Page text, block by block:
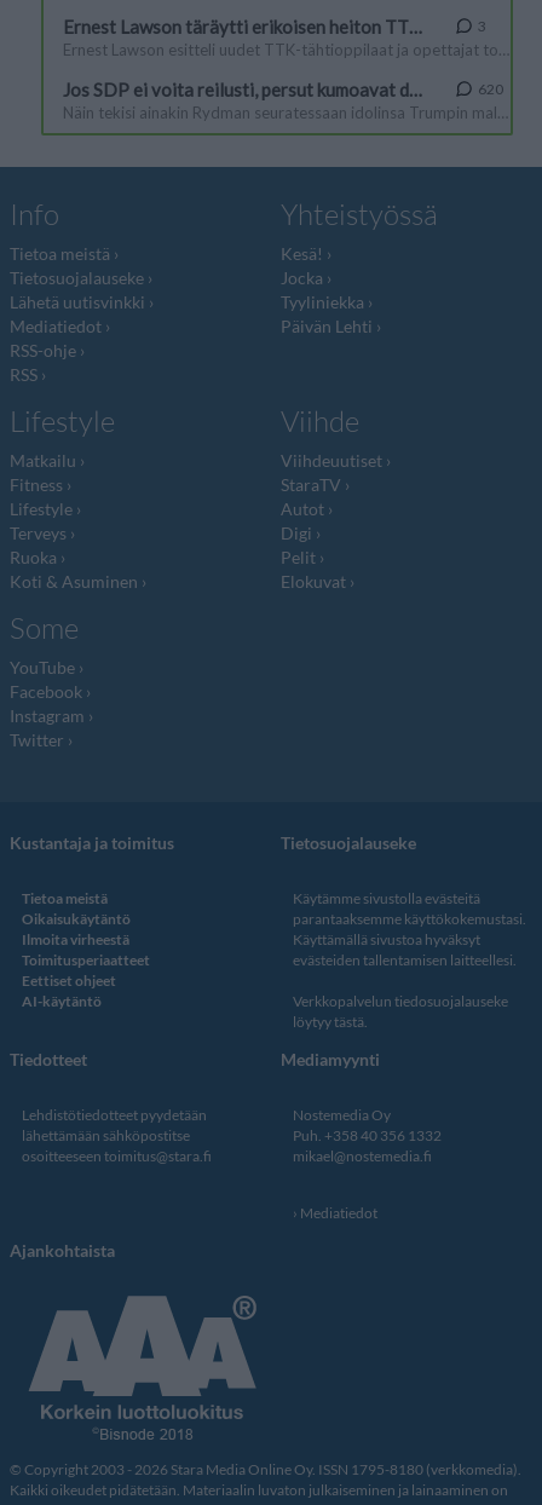
Info
Tietoa meistä
Tietosuojalauseke
Lähetä uutisvinkki
Mediatiedot
RSS-ohje
RSS
Yhteistyössä
Kesä!
Jocka
Tyyliniekka
Päivän Lehti
Lifestyle
Matkailu
Fitness
Lifestyle
Terveys
Ruoka
Koti & Asuminen
Viihde
Viihdeuutiset
StaraTV
Autot
Digi
Pelit
Elokuvat
Some
YouTube
Facebook
Instagram
Twitter
Kustantaja ja toimitus
Tietoa meistä
Oikaisukäytäntö
Ilmoita virheestä
Toimitusperiaatteet
Eettiset ohjeet
AI-käytäntö
Tietosuojalauseke
Käytämme sivustolla evästeitä
parantaaksemme käyttökokemustasi.
Käyttämällä sivustoa hyväksyt
evästeiden tallentamisen laitteellesi.
Verkkopalvelun tiedosuojalauseke
löytyy tästä.
Tiedotteet
Lehdistötiedotteet pyydetään
lähettämään sähköpostitse
osoitteeseen toimitus@stara.fi
Mediamyynti
Nostemedia Oy
Puh. +358 40 356 1332
mikael@nostemedia.fi
Mediatiedot
Ajankohtaista
© Copyright 2003 - 2026 Stara Media Online Oy. ISSN 1795-8180 (verkkomedia).
Kaikki oikeudet pidätetään. Materiaalin luvaton julkaiseminen ja lainaaminen on